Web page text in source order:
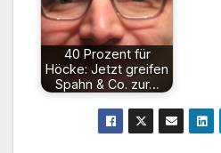
40 Prozent für
Höcke: Jetzt greifen
Spahn & Co. zur…